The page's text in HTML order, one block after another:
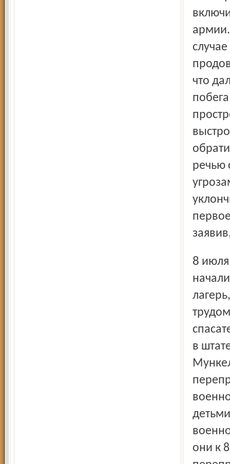
что
речью
8 июля лагерь находился под сильным обстрелом. Вблизи
в
они к